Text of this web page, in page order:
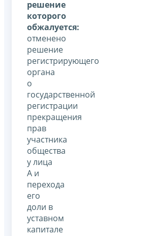
решение
которого
обжалуется:
отменено
решение
регистрирующего
органа
о
государственной
регистрации
прекращения
прав
участника
общества
у лица
А и
перехода
его
доли в
уставном
капитале